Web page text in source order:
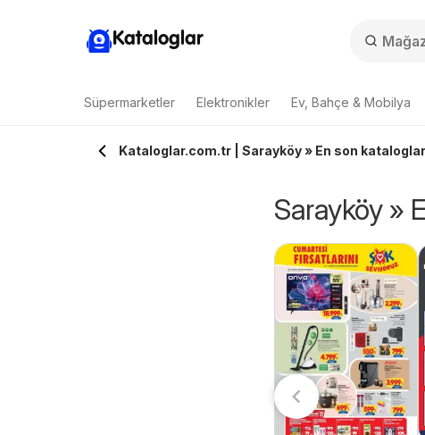
Kataloglar
Süpermarketler Elektronikler Ev, Bahçe & Mobilya
Kataloglar.com.tr | Sarayköy » En son
Sarayköy »